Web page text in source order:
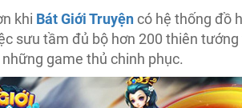
khi Bát Giới Truyệncó hệ thống đồ
sưu tầm đủ bộ hơn 200 thiên
game thủ chinh phục.